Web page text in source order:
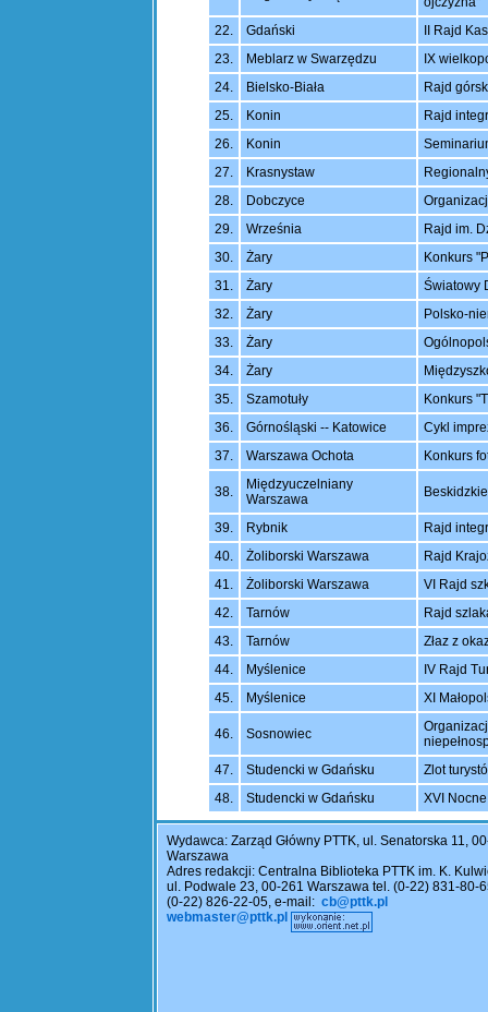
22.
Gdański
II Rajd
23.
Meblarz w Swarzędzu
IX
24.
Bielsko-Biała
Rajd
25.
Konin
Rajd
26.
Konin
27.
Krasnystaw
28.
Dobczyce
29.
Września
Rajd im.
30.
Żary
Konkurs
31.
Żary
Światowy
32.
Żary
Polsko-
33.
Żary
34.
Żary
35.
Szamotuły
Konkurs
36.
Górnośląski -- Katowice
Cykl
37.
Warszawa Ochota Konkurs
38.
Międzyuczelniany
Warszawa
39. Rybnik
Rajd
40.
Żoliborski Warszawa
Rajd
41.
Żoliborski Warszawa
VI Rajd
42.
Tarnów
Rajd
43.
Tarnów
Złaz z
44.
Myślenice
IV Rajd
45.
Myślenice XI
46. Sosnowiec
47.
Studencki w Gdańsku
Zlot
48.
Studencki w Gdańsku XVI
Wydawca: Zarząd Główny PTTK, ul. Senatorska 11,
Warszawa
Adres redakcji: Centralna Biblioteka PTTK im. K.
ul. Podwale 23, 00-261 Warszawa tel. (0-22) 831-80-
(0-22) 826-22-05, e-mail: cb@pttk.pl
webmaster@pttk.pl